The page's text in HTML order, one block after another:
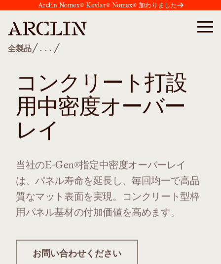
Arclin Nomex® Kevlar® Nomex® 加わりました
全製品/ ... /
コンクリート打設
用中密度オーバー
レイ
当社のE-Gen®指定中密度オーバーレイ
は、パネル寿命を延長し、毎回均一で高品
質なマット表面を実現。コンクリート型枠
用パネル基材の付加価値を高めます。
お問い合わせください